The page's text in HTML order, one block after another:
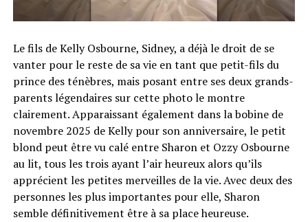
Le fils de Kelly Osbourne, Sidney, a déjà le droit de se
vanter pour le reste de sa vie en tant que petit-fils du
prince des ténèbres, mais posant entre ses deux grands-
parents légendaires sur cette photo le montre
clairement. Apparaissant également dans la bobine de
novembre 2025 de Kelly pour son anniversaire, le petit
blond peut être vu calé entre Sharon et Ozzy Osbourne
au lit, tous les trois ayant l’air heureux alors qu’ils
apprécient les petites merveilles de la vie. Avec deux des
personnes les plus importantes pour elle, Sharon
semble définitivement être à sa place heureuse.